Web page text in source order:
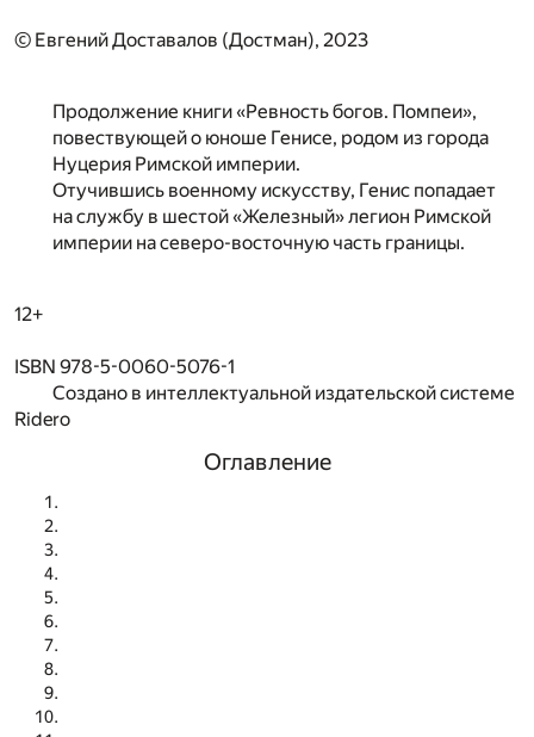
© Евгений Доставалов (Достман), 2023
Продолжение книги «Ревность богов. Помпеи»,
повествующей о юноше Генисе, родом из города
Нуцерия Римской империи.
Отучившись военному искусству, Генис попадает
на службу в шестой «Железный» легион Римской
империи на северо-восточную часть границы.
12+
ISBN 978-5-0060-5076-1
Создано в интеллектуальной издательской системе
Ridero
Оглавление